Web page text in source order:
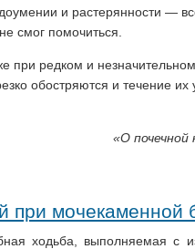
и растерянности —
смог помочиться.
при редком и
обостряются и течение их
«О почечной
при мочекаменной
ходьба, выполняемая с